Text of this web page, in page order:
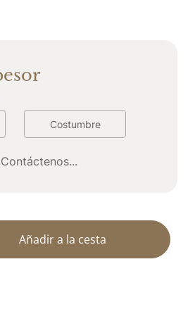
Costumbre
Añadir a la cesta